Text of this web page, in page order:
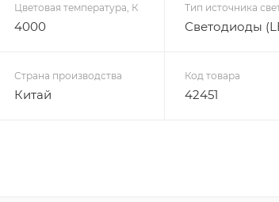
Цветовая температура, К
4000
Тип источника
Светодиоды
Страна производства
Китай
Код товара
42451